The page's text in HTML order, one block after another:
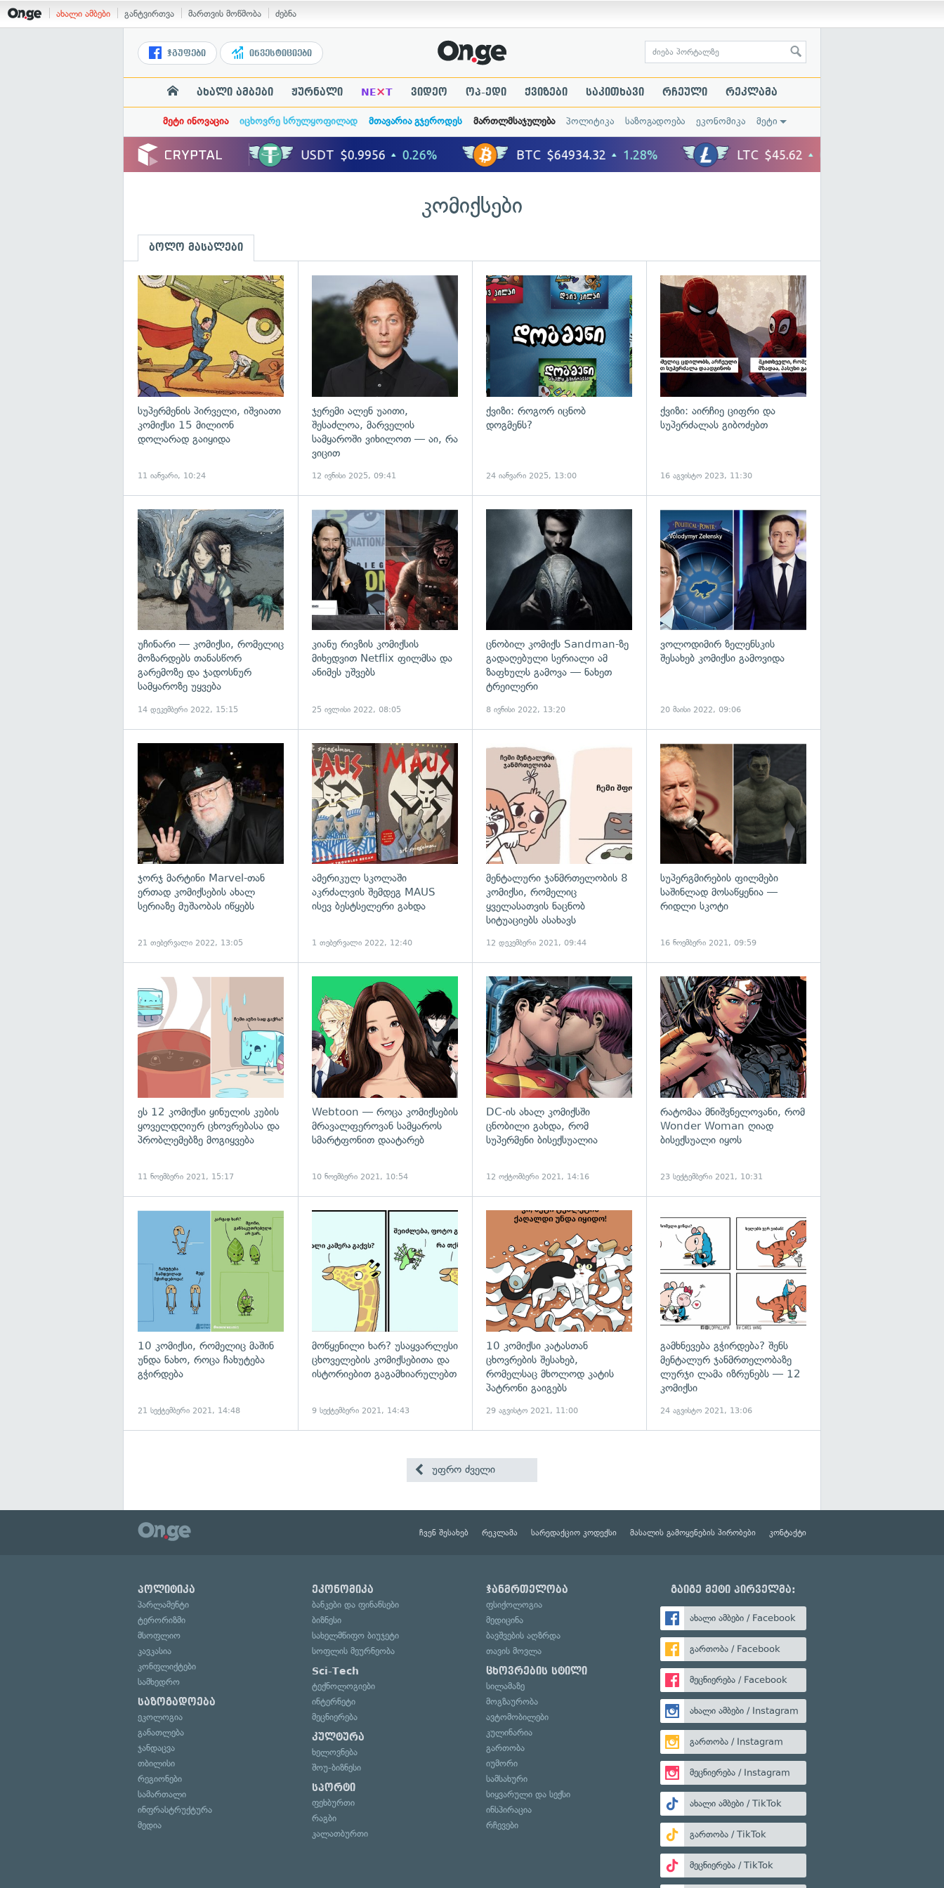
ახალი ამბები განტვირთვა მართვის მოწმობა ძებნა
ჯგუფები ინვესტიციები
ახალი ამბები ჟურნალი NE×T ვიდეო ოპ-ედი ქვიზები საკითხავი რჩეული რეკლამა
მეტი ინოვაცია იცხოვრე სრულყოფილად მთავარია გჯეროდეს მართლმსაჯულება პოლიტიკა საზოგადოება ეკონომიკა მეტი
კომიქსები
ბოლო მასალები
სუპერმენის პირველი, იშვიათი
კომიქსი 15 მილიონ
დოლარად გაიყიდა
11 იანვარი, 10:24
გადახედვა
ჯერემი ალენ უაითი,
შესაძლოა, მარველის
სამყაროში ვიხილოთ — აი, რა
ვიცით
12 ივნისი 2025, 09:41
ქვიზი: როგორ იცნობ
დოგმენს?
24 იანვარი 2025, 13:00
ქვიზი: აირჩიე ციფრი და
სუპერძალას გიბოძებთ
16 აგვისტო 2023, 11:30
უჩინარი — კომიქსი, რომელიც
მოზარდებს თანასწორ
გარემოზე და ჯადოსნურ
სამყაროზე უყვება
14 დეკემბერი 2022, 15:15
კიანუ რივზის კომიქსის
მიხედვით Netflix ფილმსა და
ანიმეს უშვებს
25 ივლისი 2022, 08:05
გადახედვა
ცნობილ კომიქს Sandman-ზე
გადაღებული სერიალი ამ
ზაფხულს გამოვა — ნახეთ
ტრეილერი
8 ივნისი 2022, 13:20
ვოლოდიმირ ზელენსკის
შესახებ კომიქსი გამოვიდა
20 მაისი 2022, 09:06
გადახედვა
ჯორჯ მარტინი Marvel-თან
ერთად კომიქსების ახალ
სერიაზე მუშაობას იწყებს
21 თებერვალი 2022, 13:05
გადახედვა
ამერიკულ სკოლაში
აკრძალვის შემდეგ MAUS
ისევ ბესტსელერი გახდა
1 თებერვალი 2022, 12:40
მენტალური ჯანმრთელობის 8
კომიქსი, რომელიც
ყველასათვის ნაცნობ
სიტუაციებს ასახავს
12 დეკემბერი 2021, 09:44
სუპერგმირების ფილმები
საშინლად მოსაწყენია —
რიდლი სკოტი
16 ნოემბერი 2021, 09:59
ეს 12 კომიქსი ყინულის კუბის
ყოველდღიურ ცხოვრებასა და
პრობლემებზე მოგიყვება
11 ნოემბერი 2021, 15:17
გადახედვა
Webtoon — როცა კომიქსების
მრავალფეროვან სამყაროს
სმარტფონით დაატარებ
10 ნოემბერი 2021, 10:54
გადახედვა
DC-ის ახალ კომიქსში
ცნობილი გახდა, რომ
სუპერმენი ბისექსუალია
12 ოქტომბერი 2021, 14:16
რატომაა მნიშვნელოვანი, რომ
Wonder Woman ღიად
ბისექსუალი იყოს
23 სექტემბერი 2021, 10:31
10 კომიქსი, რომელიც მაშინ
უნდა ნახო, როცა ჩახუტება
გჭირდება
21 სექტემბერი 2021, 14:48
მოწყენილი ხარ? უსაყვარლესი
ცხოველების კომიქსებითა და
ისტორიებით გაგამხიარულებთ
9 სექტემბერი 2021, 14:43
10 კომიქსი კატასთან
ცხოვრების შესახებ,
რომელსაც მხოლოდ კატის
პატრონი გაიგებს
29 აგვისტო 2021, 11:00
გამხნევება გჭირდება? შენს
მენტალურ ჯანმრთელობაზე
ლურჯი ლამა იზრუნებს — 12
კომიქსი
24 აგვისტო 2021, 13:06
უფრო ძველი
ჩვენ შესახებ რეკლამა სარედაქციო კოდექსი მასალის გამოყენების პირობები კონტაქტი
პოლიტიკა
პარლამენტი
ტერორიზმი
მსოფლიო
კავკასია
კონფლიქტები
სამხედრო
საზოგადოება
ეკოლოგია
განათლება
ჯანდაცვა
თბილისი
რეგიონები
სამართალი
ინფრასტრუქტურა
მედია
ეკონომიკა
ბანკები და ფინანსები
ბიზნესი
სახელმწიფო ბიუჯეტი
სოფლის მეურნეობა
Sci-Tech
ტექნოლოგიები
ინტერნეტი
მეცნიერება
კულტურა
ხელოვნება
შოუ-ბიზნესი
სპორტი
ფეხბურთი
რაგბი
კალათბურთი
ჯანმრთელობა
ფსიქოლოგია
მედიცინა
ბავშვების აღზრდა
თავის მოვლა
ცხოვრების სტილი
სილამაზე
მოგზაურობა
ავტომობილები
კულინარია
გართობა
იუმორი
სამსახური
სიყვარული და სექსი
ინსპირაცია
რჩევები
გაიგე მეტი პირველმა:
ახალი ამბები / Facebook
გართობა / Facebook
მეცნიერება / Facebook
ახალი ამბები / Instagram
გართობა / Instagram
მეცნიერება / Instagram
ახალი ამბები / TikTok
გართობა / TikTok
მეცნიერება / TikTok